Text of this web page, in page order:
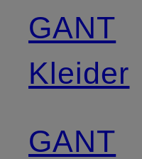
GANT
Kleider
GANT